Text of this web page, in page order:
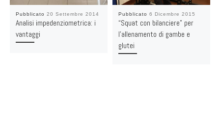
Pubblicato 20 Settembre 2014
Analisi impedenziometrica: i
vantaggi
Pubblicato 6 Dicembre 2015
“Squat con bilanciere” per
l’allenamento di gambe e
glutei